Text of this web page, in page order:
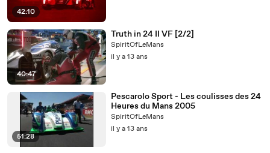
42:10
40:47
Truth in 24 II VF [2/2]
SpiritOfLeMans
il y a 13 ans
51:28
Pescarolo Sport - Les coulisses des 24
Heures du Mans 2005
SpiritOfLeMans
il y a 13 ans